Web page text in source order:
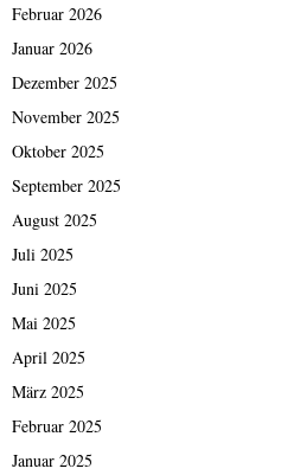
Februar 2026
Januar 2026
Dezember 2025
November 2025
Oktober 2025
September 2025
August 2025
Juli 2025
Juni 2025
Mai 2025
April 2025
März 2025
Februar 2025
Januar 2025